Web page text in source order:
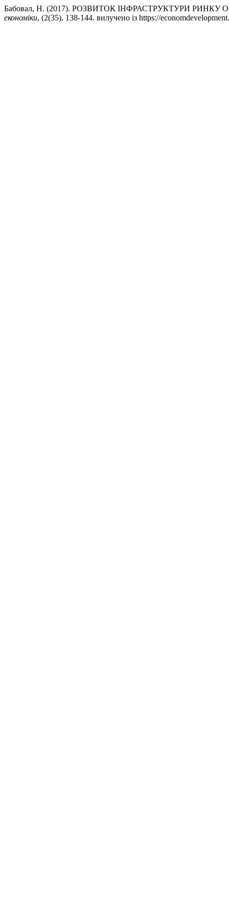
Бабовал, Н. (2017). РОЗВИТОК ІНФРАСТРУКТУРИ
економіки, (2(35), 138-144. вилучено із https://